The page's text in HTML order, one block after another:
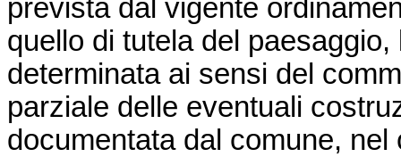
prevista dal vigente
quello di tutela del
determinata ai sensi del
parziale delle eventuali
documentata dal comune,